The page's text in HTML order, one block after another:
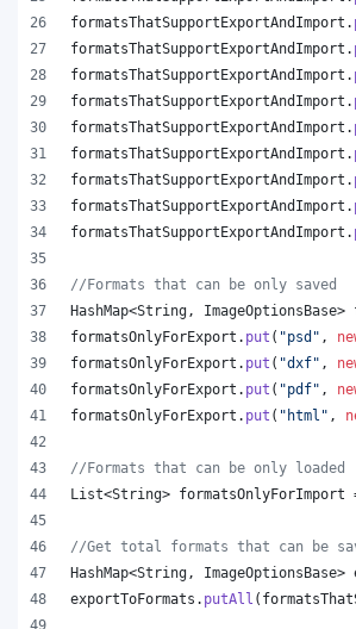
formatsThatSupportExportAndImport .
formatsThatSupportExportAndImport .
formatsThatSupportExportAndImport .
formatsThatSupportExportAndImport .
formatsThatSupportExportAndImport .
formatsThatSupportExportAndImport .
formatsThatSupportExportAndImport .
formatsThatSupportExportAndImport .
formatsThatSupportExportAndImport .
//Formats that can be only saved
HashMap<String , ImageOptionsBase>
formatsOnlyForExport . put ( "psd" ,
formatsOnlyForExport . put ( "dxf" ,
formatsOnlyForExport . put ( "pdf" ,
formatsOnlyForExport . put ( "html" ,
//Formats that can be only loaded
List<String> formatsOnlyForImport
//Get total formats that can be
HashMap<String , ImageOptionsBase>
exportToFormats . putAll (